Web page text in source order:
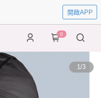
開啟APP
0
1/3